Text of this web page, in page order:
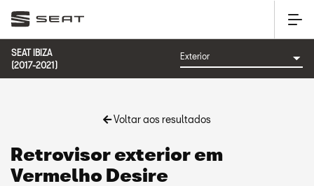
SEAT IBIZA
(2017-2021)
Voltar aos resultados
Retrovisor exterior em
Vermelho Desire